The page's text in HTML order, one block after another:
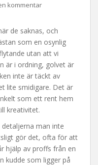
kommentar
de saknas, och
som en osynlig
utan att vi
är i ordning, golvet är
inte är täckt av
lite smidigare. Det är
som ett rent hem
kreativitet.
man inte
gör det, ofta för att
hjälp av proffs från en
kudde som ligger på